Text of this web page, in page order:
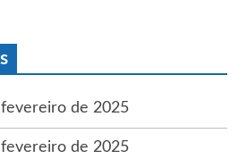
de 2025
de 2025